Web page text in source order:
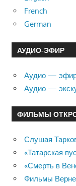
French
German
АУДИО-ЭФИР
Аудио —
Аудио —
ФИЛЬМЫ
Слушая
«Татарская
«Смерть в
Фильмы